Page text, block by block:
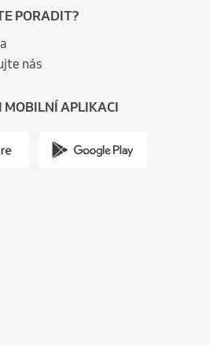
PORADIT?
nás
MOBILNÍ APLIKACI